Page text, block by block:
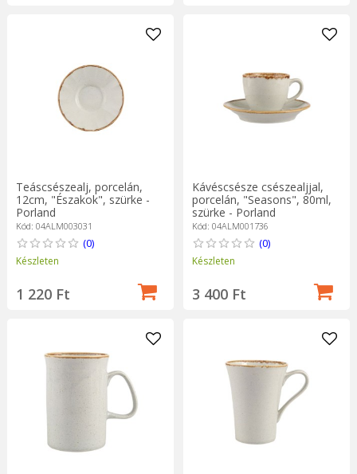
Teáscsészealj, porcelán,
12cm, "Északok", szürke -
Porland
Kód: 04ALM003031
(0)
Készleten
1 220 Ft
Kávéscsésze csészealjjal,
porcelán, "Seasons", 80ml,
szürke - Porland
Kód: 04ALM001736
(0)
Készleten
3 400 Ft